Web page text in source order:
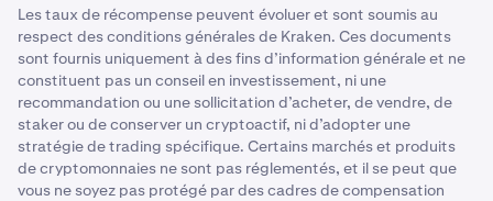
Les taux de récompense peuvent évoluer et sont soumis au
respect des conditions générales de Kraken. Ces documents
sont fournis uniquement à des fins d’information générale et ne
constituent pas un conseil en investissement, ni une
recommandation ou une sollicitation d’acheter, de vendre, de
staker ou de conserver un cryptoactif, ni d’adopter une
stratégie de trading spécifique. Certains marchés et produits
de cryptomonnaies ne sont pas réglementés, et il se peut que
vous ne soyez pas protégé par des cadres de compensation